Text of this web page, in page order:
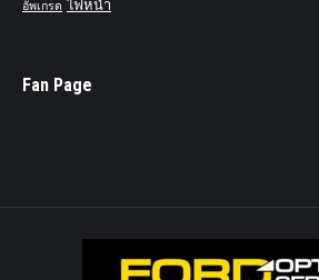
อัพเกรด ไฟหน้า
Fan Page